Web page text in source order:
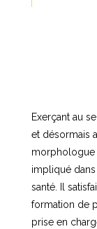
Exerçant au
et désormais
morphologue
impliqué
santé. Il
formation de
prise en